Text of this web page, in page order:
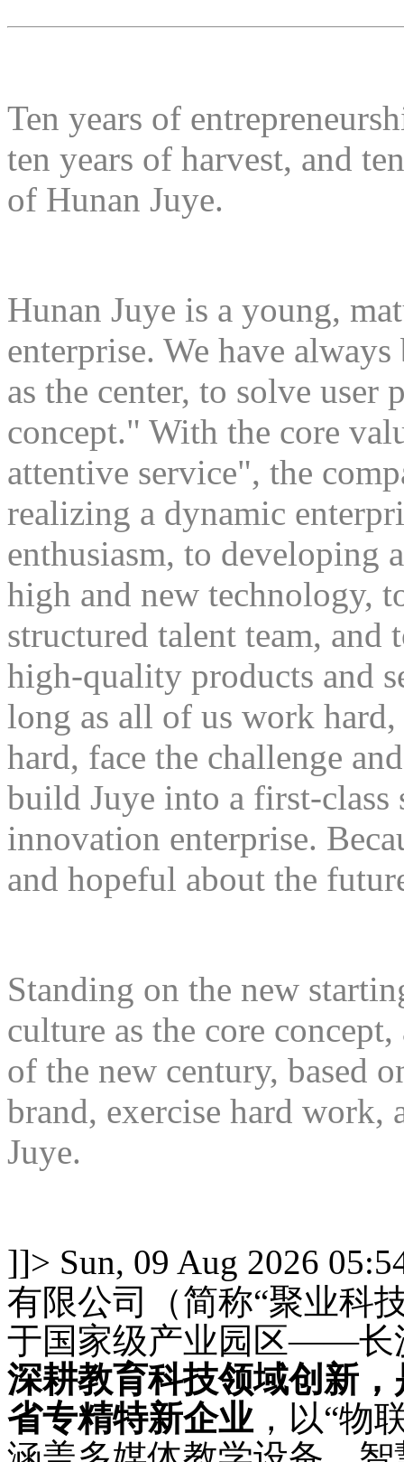
Ten years of
ten years of harvest, and
of Hunan Juye.
Hunan Juye is a young,
enterprise. We have
as the center, to solve user
concept." With the core
attentive service", the
realizing a dynamic
enthusiasm, to
high and new technology,
structured talent team,
high-quality products and
long as all of us work
hard, face the challenge
build Juye into a first-
innovation enterprise.
and hopeful about the
Standing on the new
culture as the core
of the new century, based
brand, exercise hard work,
Juye.
]]> Sun, 09 Aug 2026
有限公司（简称“聚业科
于国家级产业园区——长
深耕教育科技领域创新
省专精特新企业，以“物